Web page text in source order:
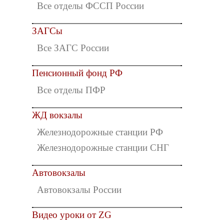
Все отделы ФССП России
ЗАГСы
Все ЗАГС России
Пенсионный фонд РФ
Все отделы ПФР
ЖД вокзалы
Железнодорожные станции РФ
Железнодорожные станции СНГ
Автовокзалы
Автовокзалы России
Видео уроки от ZG